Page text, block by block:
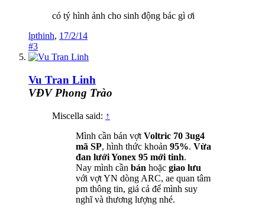
có tý hình ảnh cho sinh động bác gì ơi
lpthinh, 17/2/14
#3
Vu Tran Linh
VĐV Phong Trào
Miscella said: ↑
Mình cần bán vợt Voltric 70 3ug4
mã SP, hình thức khoản 95%. Vừa
đan lưới Yonex 95 mới tinh.
Nay mình cần bán hoặc giao lưu
với vợt YN dòng ARC, ae quan tâm
pm thông tin, giá cả để mình suy
nghĩ và thương lượng nhé.